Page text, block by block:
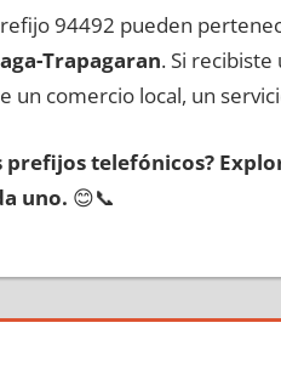
94492 pueden
Trapagaran. Si
un comercio local, un
prefijos telefónicos?
uno. 😊📞